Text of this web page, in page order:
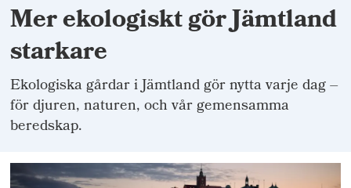
Mer ekologiskt gör Jämtland
starkare
Ekologiska gårdar i Jämtland gör nytta varje dag –
för djuren, naturen, och vår gemensamma
beredskap.